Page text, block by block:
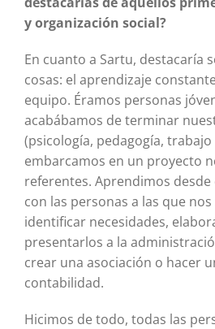
y organización social?
En cuanto a Sartu, destacaría
cosas: el aprendizaje
equipo. Éramos personas
acabábamos de terminar
(psicología, pedagogía,
embarcamos en un proyecto
referentes. Aprendimos
con las personas a las que
identificar necesidades,
presentarlos a la
crear una asociación o hacer
contabilidad.
Hicimos de todo, todas las